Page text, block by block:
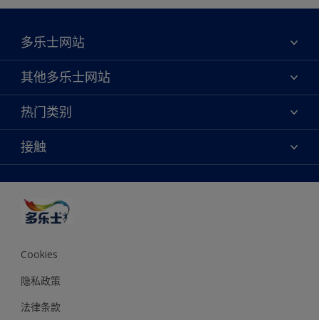
多乐士网站
关于我们
联系我们
查找店铺
绿色工厂
其他多乐士网站
焕新服务
多乐士专业
天猫官方旗舰店
抖音官方旗舰店
热门类别
颜色
产品
创意灵感
装修建议
可持续发展
多乐士2025年度色彩 - 金盏黄
接触
颜色准确性
Cookies
隐私政策
法律条款